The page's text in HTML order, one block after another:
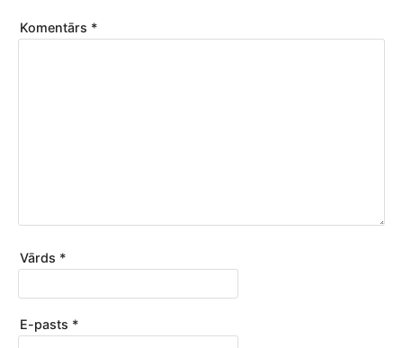
Komentārs *
Vārds *
E-pasts *